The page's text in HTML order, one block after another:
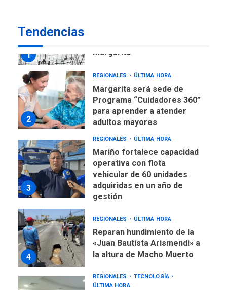
Tendencias
1
Margarita
2
REGIONALES ÚLTIMA HORA
Margarita será sede de
Programa “Cuidadores 360”
para aprender a atender
adultos mayores
3
REGIONALES ÚLTIMA HORA
Mariño fortalece capacidad
operativa con flota
vehicular de 60 unidades
adquiridas en un año de
gestión
4
REGIONALES ÚLTIMA HORA
Reparan hundimiento de la
«Juan Bautista Arismendi» a
la altura de Macho Muerto
REGIONALES
TECNOLOGÍA
ÚLTIMA HORA